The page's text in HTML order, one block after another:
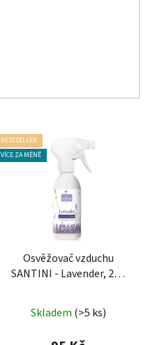
BESTSELLER
VÍCE ZA MÉNĚ
Osvěžovač vzduchu
SANTINI - Lavender, 250
hodnocení
produktu
Skladem (>5 ks)